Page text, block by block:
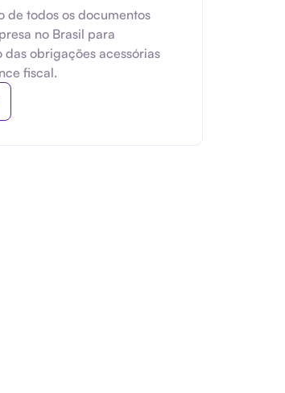
de todos os documentos
no Brasil para
das obrigações acessórias
fiscal.